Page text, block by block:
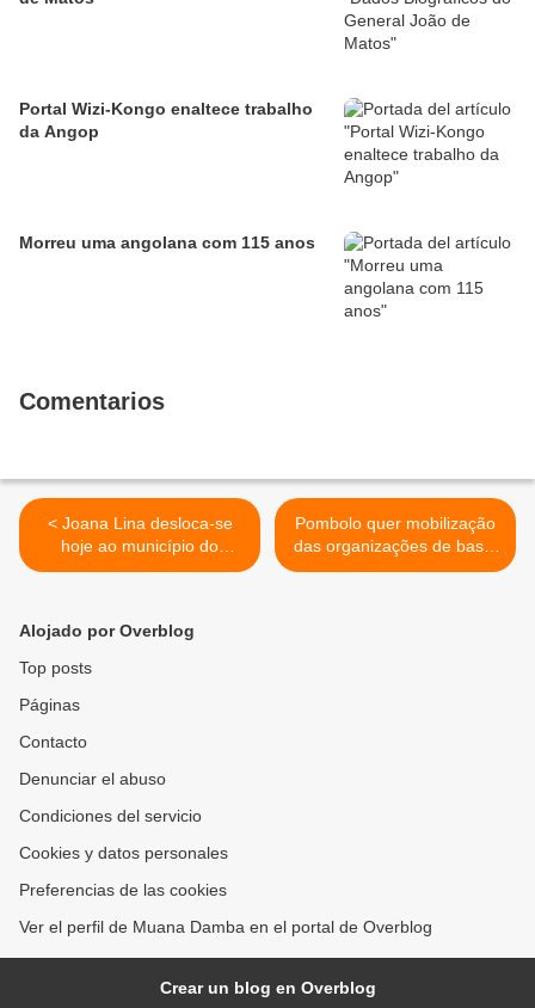
Portal Wizi-Kongo enaltece trabalho
da Angop
Morreu uma angolana com 115 anos
Comentarios
< Joana Lina desloca-se
hoje ao município do
Bembe em trabalho
Pombolo quer mobilização
das organizações de base.
>
Alojado por Overblog
Top posts
Páginas
Contacto
Denunciar el abuso
Condiciones del servicio
Cookies y datos personales
Preferencias de las cookies
Ver el perfil de Muana Damba en el portal de Overblog
Crear un blog en Overblog